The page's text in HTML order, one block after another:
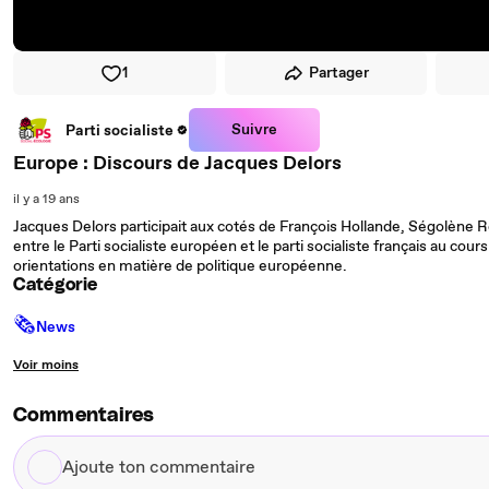
1 Partager
Parti socialiste Suivre
Europe : Discours de Jacques Delors
il y a 19 ans
Jacques Delors participait aux cotés de François Hollande, Ségolène
entre le Parti socialiste européen et le parti socialiste français au
orientations en matière de politique européenne.
Catégorie
🗞News
Voir moins
Commentaires
Ajoute